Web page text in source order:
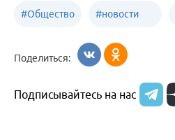
#Общество #новости
образования
Поделиться:
Подписывайтесь на нас